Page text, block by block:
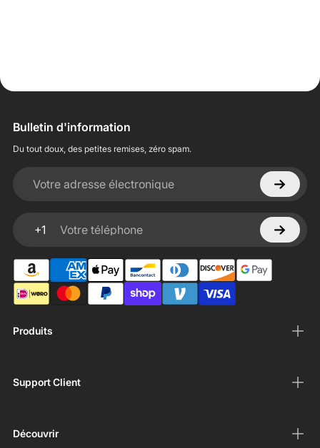
Produits
Support Client
Découvrir
Bulletin d'information
Du tout doux, des petites remises, zéro spam.
Votre adresse électronique
+1
Votre téléphone